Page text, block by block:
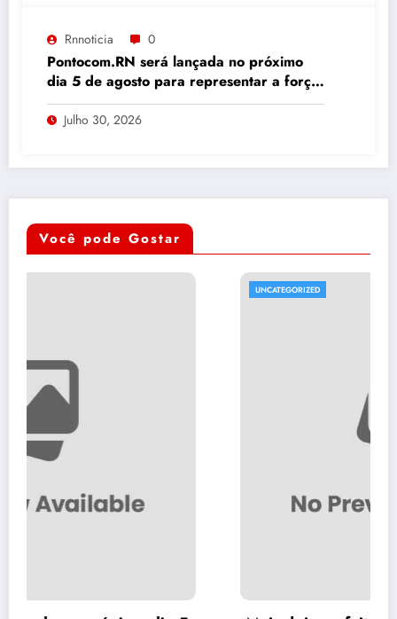
Rnnoticia 0
Pontocom.RN será lançada no próximo
dia 5 de agosto para representar a força
da comunicação digital potiguar
Julho 30, 2026
Você pode Gostar